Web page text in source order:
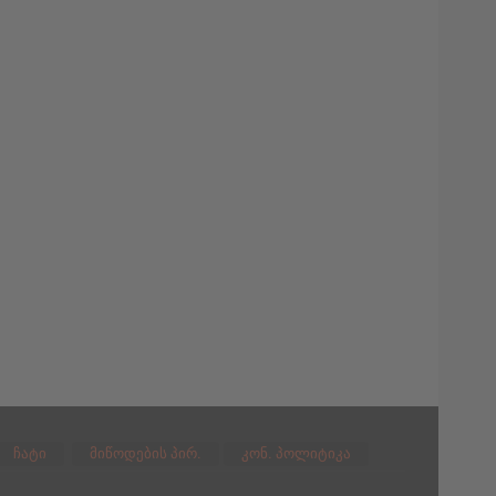
მიწოდების პირ. კონ. პოლიტიკა
ჩატი